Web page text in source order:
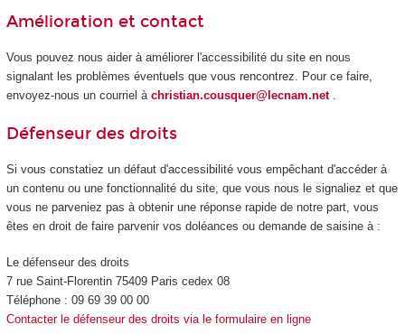
Amélioration et contact
Vous pouvez nous aider à améliorer l'accessibilité du site en nous
signalant les problèmes éventuels que vous rencontrez. Pour ce faire,
envoyez-nous un courriel à christian.cousquer@lecnam.net
Défenseur des droits
Si vous constatiez un défaut d'accessibilité vous empêchant d'accéder à
un contenu ou une fonctionnalité du site, que vous nous le signaliez et que
vous ne parveniez pas à obtenir une réponse rapide de notre part, vous
êtes en droit de faire parvenir vos doléances ou demande de saisine à :
Le défenseur des droits
7 rue Saint-Florentin 75409 Paris cedex 08
Téléphone : 09 69 39 00 00
Contacter le défenseur des droits via le formulaire en ligne